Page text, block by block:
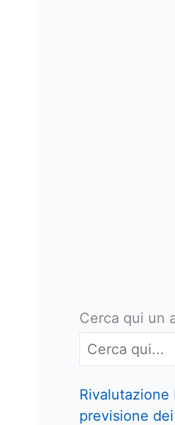
Cerca qui un
Rivalutazione
previsione